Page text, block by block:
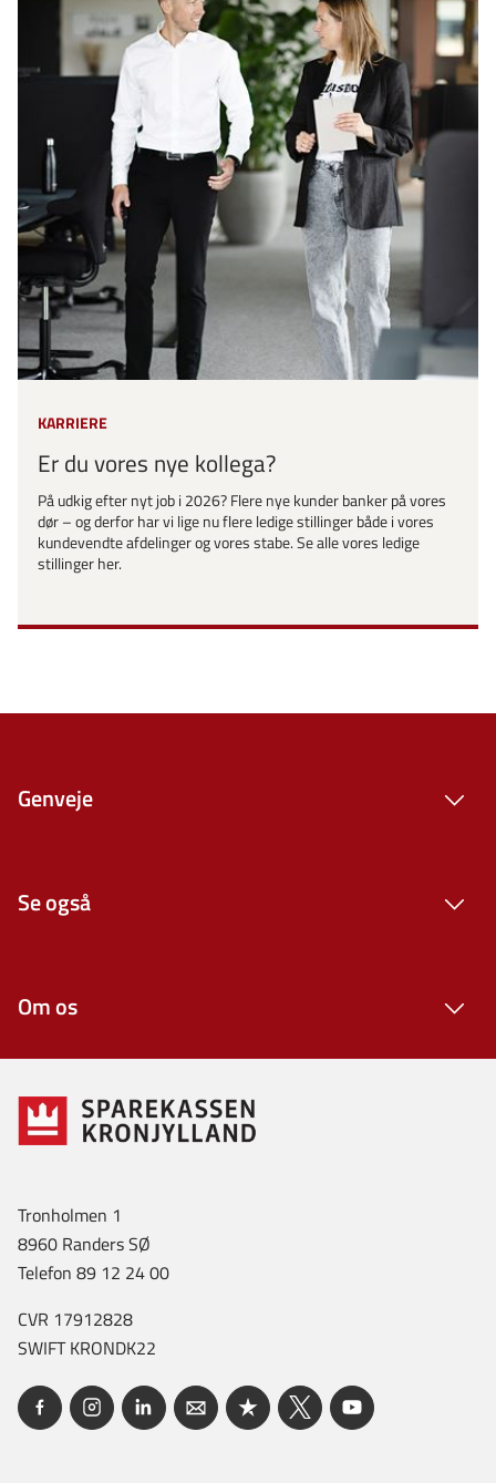
KARRIERE
Er du vores nye kollega?
På udkig efter nyt job i 2026? Flere nye kunder banker på vores
dør – og derfor har vi lige nu flere ledige stillinger både i vores
kundevendte afdelinger og vores stabe. Se alle vores ledige
stillinger her.
Genveje
Se også
Om os
Tronholmen 1
8960 Randers SØ
Telefon 89 12 24 00
CVR 17912828
SWIFT KRONDK22